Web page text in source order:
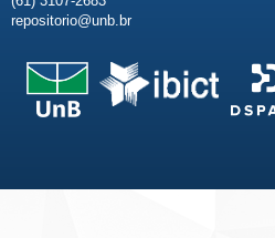
repositorio@unb.br